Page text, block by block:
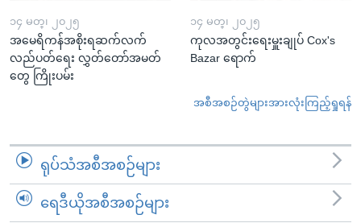
၁၄ မတ္၊ ၂၀၂၅
အမေရိကန်အစိုးရဆက်လက်
လည်ပတ်ရေး လွှတ်တော်အမတ်
တွေ ကြိုးပမ်း
၁၄ မတ္၊ ၂၀၂၅
ကုလအတွင်းရေးမှူးချုပ် Cox's
Bazar ရောက်
အစီအစဉ်တွဲများအားလုံးကြည့်ရှုရန်
ရုပ်သံအစီအစဉ်များ
ရေဒီယိုအစီအစဉ်များ